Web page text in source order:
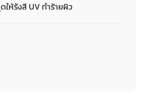
ห้รังสี UV ทำร้ายผิว